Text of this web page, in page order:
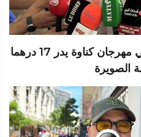
بنسعيد: كل درهم يُستثمر في مهرجان كناوة يدر 17 درهما
الصويرة